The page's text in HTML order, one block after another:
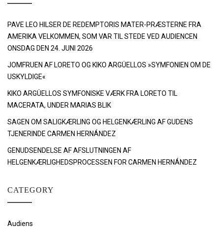
PAVE LEO HILSER DE REDEMPTORIS MATER-PRÆSTERNE FRA
AMERIKA VELKOMMEN, SOM VAR TIL STEDE VED AUDIENCEN
ONSDAG DEN 24. JUNI 2026
JOMFRUEN AF LORETO OG KIKO ARGÜELLOS »SYMFONIEN OM DE
USKYLDIGE«
KIKO ARGÜELLOS SYMFONISKE VÆRK FRA LORETO TIL
MACERATA, UNDER MARIAS BLIK
SAGEN OM SALIGKÆRLING OG HELGENKÆRLING AF GUDENS
TJENERINDE CARMEN HERNÁNDEZ
GENUDSENDELSE AF AFSLUTNINGEN AF
HELGENKÆRLIGHEDSPROCESSEN FOR CARMEN HERNÁNDEZ
CATEGORY
Audiens